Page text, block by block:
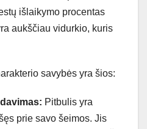
išlaikymo procentas
aukščiau vidurkio, kuris
savybės yra šios:
Pitbulis yra
prie savo šeimos. Jis